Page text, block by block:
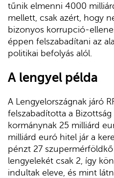
tűnik elmenni 4000
mellett, csak azért, hogy
bizonyos korrupció-
éppen felszabadítani az
politikai befolyás alól.
A lengyel példa
A Lengyelországnak járó
felszabadította a
kormánynak 25 milliárd
milliárd euró hitel jár a
pénzt 27
lengyelekét csak 2, így
indultak eleve, és mint